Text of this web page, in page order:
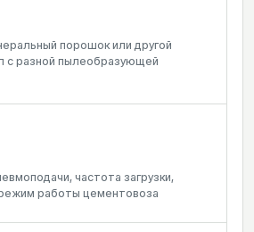
порошок или другой
с разной пылеобразующей
частота загрузки,
работы цементовоза